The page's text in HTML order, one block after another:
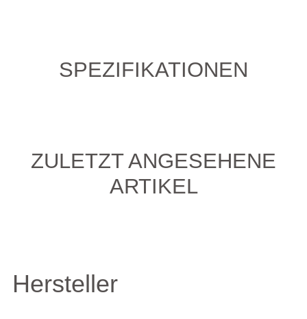
SPEZIFIKATIONEN
ZULETZT ANGESEHENE
ARTIKEL
Hersteller